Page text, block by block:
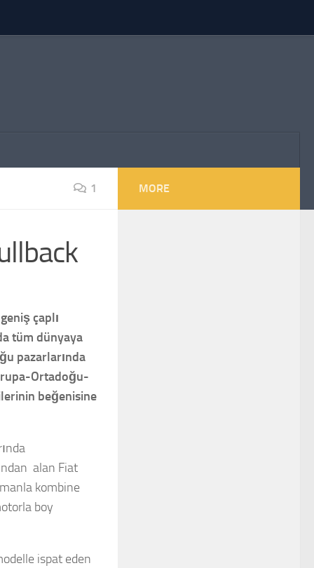
1
çaplı
tüm dünyaya
pazarlarında
Ortadoğu-
beğenisine
alan Fiat
kombine
boy
ispat eden
MORE